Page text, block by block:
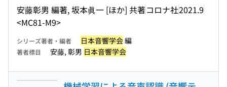
安藤彰男 編著, 坂本眞一 [ほか] 共著コロナ社2021.9
<MC81-M9>
シリーズ著者・編者 日本音響学会編
著者標目 安藤, 彰男 日本音響学会